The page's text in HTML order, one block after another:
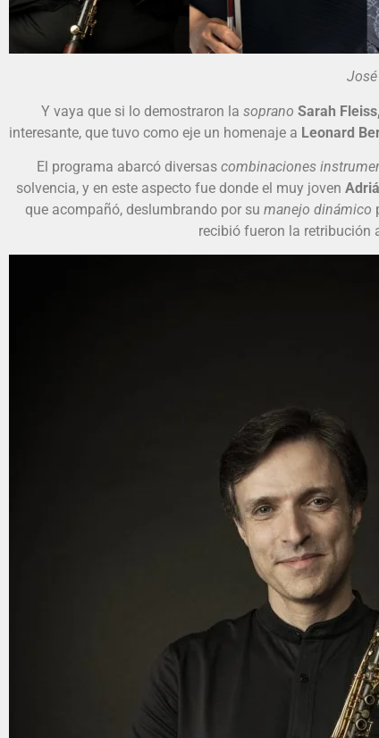
José
Y vaya que si lo demostraron la soprano Sarah Fleiss,
interesante, que tuvo como eje un homenaje a Leonard
El programa abarcó diversas combinaciones
solvencia, y en este aspecto fue donde el muy joven
que acompañó, deslumbrando por su manejo dinámico
recibió fueron la retribución